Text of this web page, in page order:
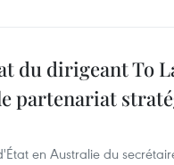
du dirigeant To
partenariat
en Australie du